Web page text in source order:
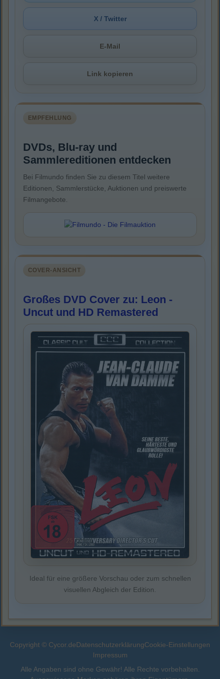
X / Twitter
E-Mail
Link kopieren
EMPFEHLUNG
DVDs, Blu-ray und
Sammlereditionen entdecken
Bei Filmundo finden Sie zu diesem Titel weitere
Editionen, Sammlerstücke, Auktionen und preiswerte
Filmangebote.
COVER-ANSICHT
Großes DVD Cover zu: Leon -
Uncut und HD Remastered
Ideal für eine größere Vorschau oder zum schnellen
visuellen Abgleich der Edition.
Copyright © Cycor.deDatenschutzerklärungCookie-Einstellungen
Impressum
Alle Angaben sind ohne Gewähr! Alle Rechte vorbehalten.